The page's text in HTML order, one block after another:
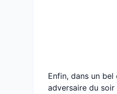
Enfin, dans un
adversaire du soir